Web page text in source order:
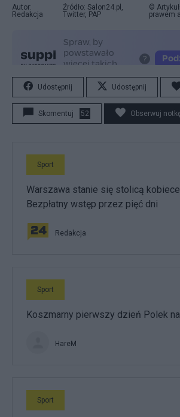
Autor:
Redakcja
Źródło: Salon24.pl,
Twitter, PAP
©
prawem
Udostępnij Udostępnij
Skomentuj 52 Obserwuj
Sport
Warszawa stanie się stolicą
Bezpłatny wstęp przez pięć dni
Redakcja
Sport
Koszmarny pierwszy dzień Polek
HareM
Sport